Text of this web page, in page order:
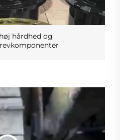
hårdhed og